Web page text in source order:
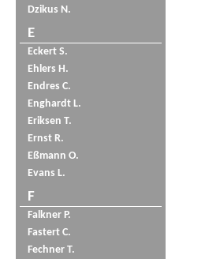
Dzikus N.
E
Eckert S.
Ehlers H.
Endres C.
Enghardt L.
Eriksen T.
Ernst R.
Eßmann O.
Evans L.
F
Falkner P.
Fastert C.
Fechner T.